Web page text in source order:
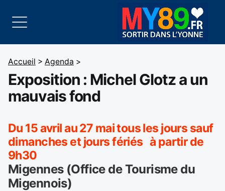
Accueil > Agenda >
Exposition : Michel Glotz a un
mauvais fond
Du 15 avril au 27 mai tous les jours sauf
dimanches et jours fériés à partir de
9h30
Migennes (Office de Tourisme du
Migennois)